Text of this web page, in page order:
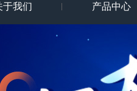
于我们 产品中心